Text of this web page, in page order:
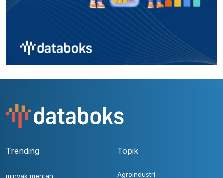
Trending
minyak mentah
Topik
Agroindustri